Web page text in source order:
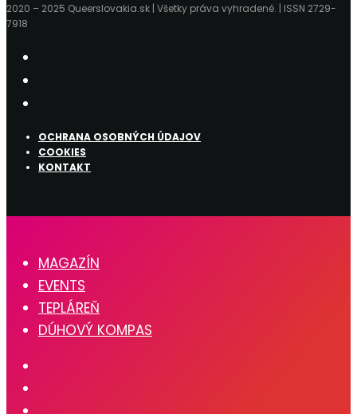
2020 – 2025 Queerslovakia.sk | Všetky práva vyhradené. | ISSN 2729-
7918
OCHRANA OSOBNÝCH ÚDAJOV
COOKIES
KONTAKT
MAGAZÍN
EVENTS
TEPLÁREŇ
DÚHOVÝ KOMPAS